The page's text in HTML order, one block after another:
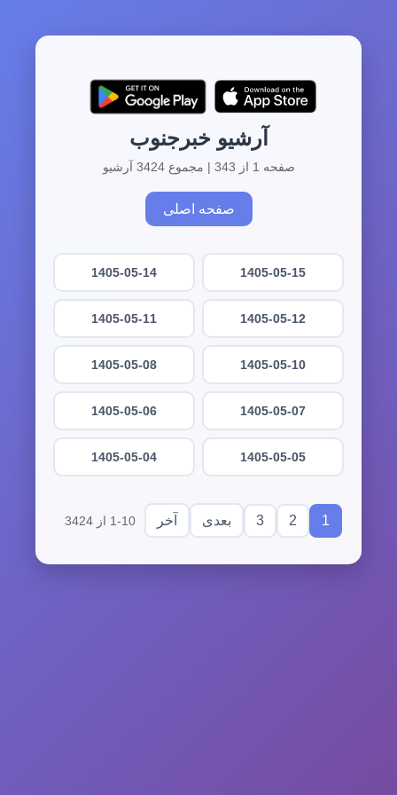
آرشیو خبرجنوب
صفحه 1 از 343 | مجموع 3424 آرشیو
صفحه اصلی
1405-05-15
1405-05-14
1405-05-12
1405-05-11
1405-05-10
1405-05-08
1405-05-07
1405-05-06
1405-05-05
1405-05-04
1
2
3 بعدی آخر 1-10 از 3424